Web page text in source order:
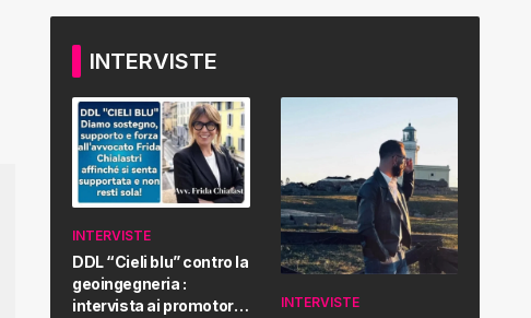
INTERVISTE
INTERVISTE
DDL “Cieli blu” contro la
geoingegneria :
intervista ai promotori
INTERVISTE